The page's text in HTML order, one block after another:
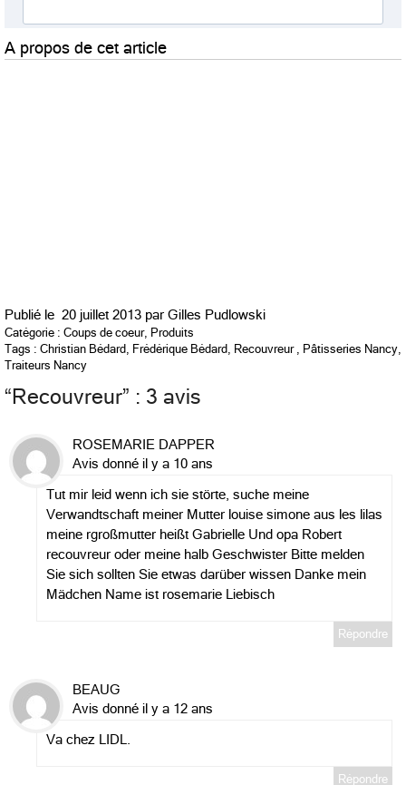
A propos de cet article
Publié le 20 juillet 2013 par Gilles Pudlowski
Catégorie : Coups de coeur, Produits
Tags : Christian Bédard, Frédérique Bédard, Recouvreur, Pâtisseries Nancy,
Traiteurs Nancy
“ Recouvreur” : 3 avis
ROSEMARIE DAPPER
Avis donné il y a 10 ans
Tut mir leid wenn ich sie störte, suche meine
Verwandtschaft meiner Mutter louise simone aus les lilas
meine rgroßmutter heißt Gabrielle Und opa Robert
recouvreur oder meine halb Geschwister Bitte melden
Sie sich sollten Sie etwas darüber wissen Danke mein
Mädchen Name ist rosemarie Liebisch
Répondre
BEAUG
Avis donné il y a 12 ans
Va chez LIDL.
Répondre